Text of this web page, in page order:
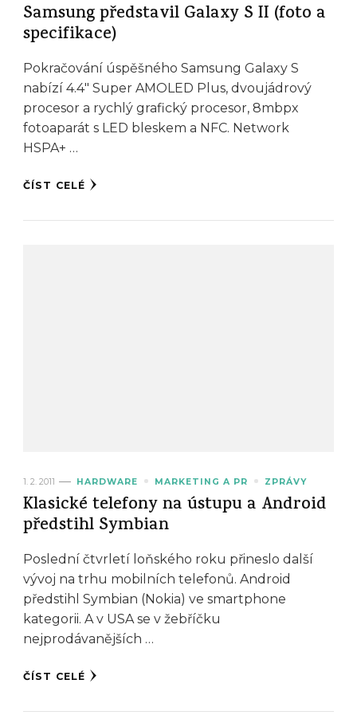
Samsung představil Galaxy S II (foto a
specifikace)
Pokračování úspěšného Samsung Galaxy S
nabízí 4.4″ Super AMOLED Plus, dvoujádrový
procesor a rychlý grafický procesor, 8mbpx
fotoaparát s LED bleskem a NFC. Network
HSPA+ …
ČÍST CELÉ
1. 2. 2011 HARDWARE MARKETING A PR ZPRÁVY
Klasické telefony na ústupu a Android
předstihl Symbian
Poslední čtvrletí loňského roku přineslo další
vývoj na trhu mobilních telefonů. Android
předstihl Symbian (Nokia) ve smartphone
kategorii. A v USA se v žebříčku
nejprodávanějších …
ČÍST CELÉ